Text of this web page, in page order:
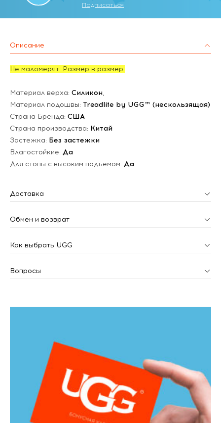
Подписаться
Описание
Не маломерят. Размер в размер.
Материал верха: Силикон,
Материал подошвы: Treadlite by UGG™ (нескользящая)
Страна Бренда: США
Страна производства: Китай
Застежка: Без застежки
Влагостойкие: Да
Для стопы с высоким подъемом: Да
Доставка
Обмен и возврат
Как выбрать UGG
Вопросы